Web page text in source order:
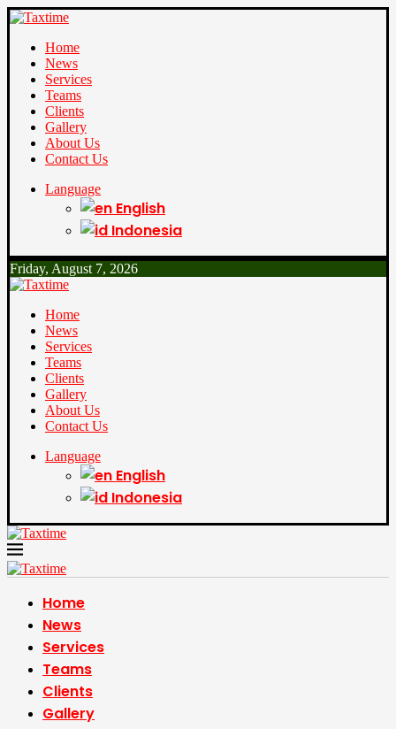
Home
News
Services
Teams
Clients
Gallery
About Us
Contact Us
Language
English
Indonesia
Friday, August 7, 2026
Home
News
Services
Teams
Clients
Gallery
About Us
Contact Us
Language
English
Indonesia
Home
News
Services
Teams
Clients
Gallery